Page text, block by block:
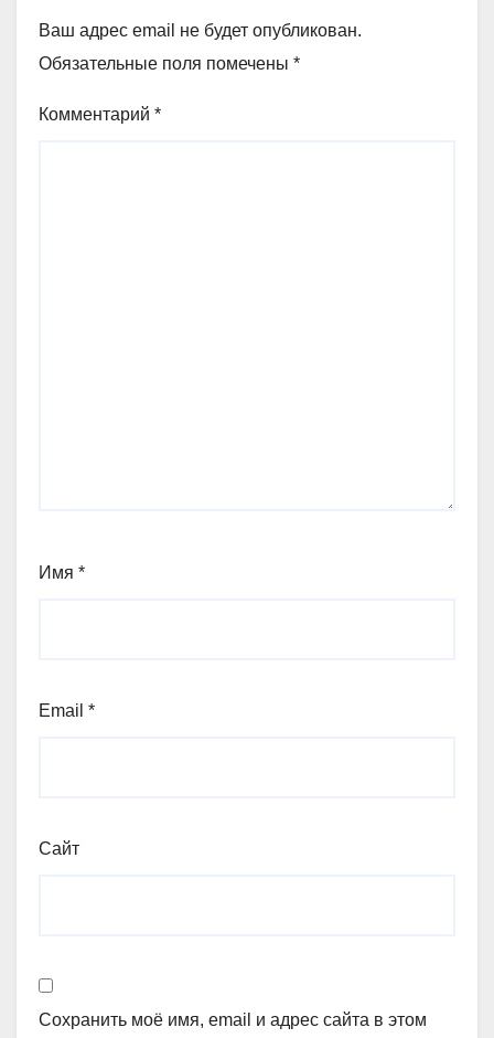
Ваш адрес email не будет опубликован.
Обязательные поля помечены *
Комментарий *
Имя *
Email *
Сайт
Сохранить моё имя, email и адрес сайта в этом